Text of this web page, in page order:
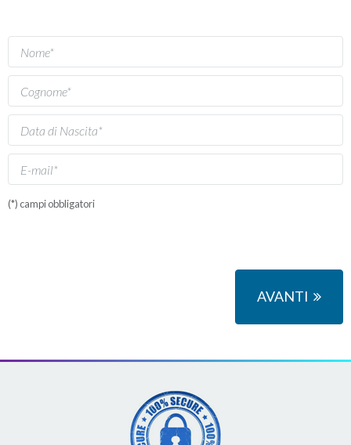
(*) campi obbligatori
AVANTI